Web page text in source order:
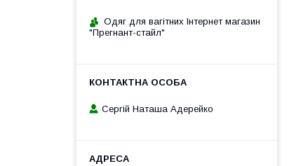
Одяг для вагітних Інтернет магазин
"Прегнант-стайл"
Сергій Наташа Адерейко